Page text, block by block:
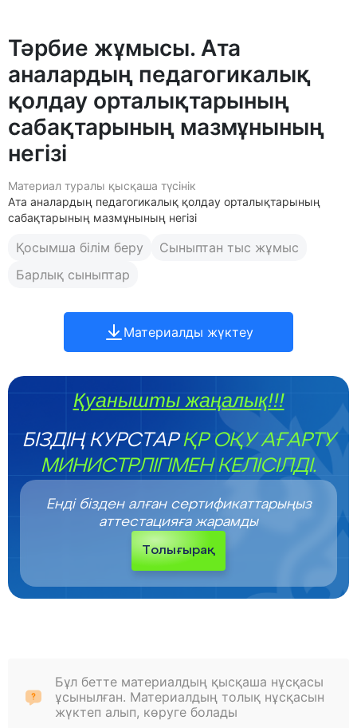
Тәрбие жұмысы. Ата
аналардың педагогикалық
қолдау орталықтарының
сабақтарының мазмұнының
негізі
Материал туралы қысқаша түсінік
Ата аналардың педагогикалық қолдау орталықтарының
сабақтарының мазмұнының негізі
Қосымша білім беру
Сыныптан тыс жұмыс
Барлық сыныптар
Материалды жүктеу
Қуанышты жаңалық!!!
БІЗДІҢ КУРСТАРҚР ОҚУ АҒАРТУ
МИНИСТРЛІГІМЕН КЕЛІСІЛДІ.
Енді бізден алған сертификаттарыңыз
аттестацияға жарамды
Толығырақ
Бұл бетте материалдың қысқаша нұсқасы
ұсынылған. Материалдың толық нұсқасын
жүктеп алып, көруге болады